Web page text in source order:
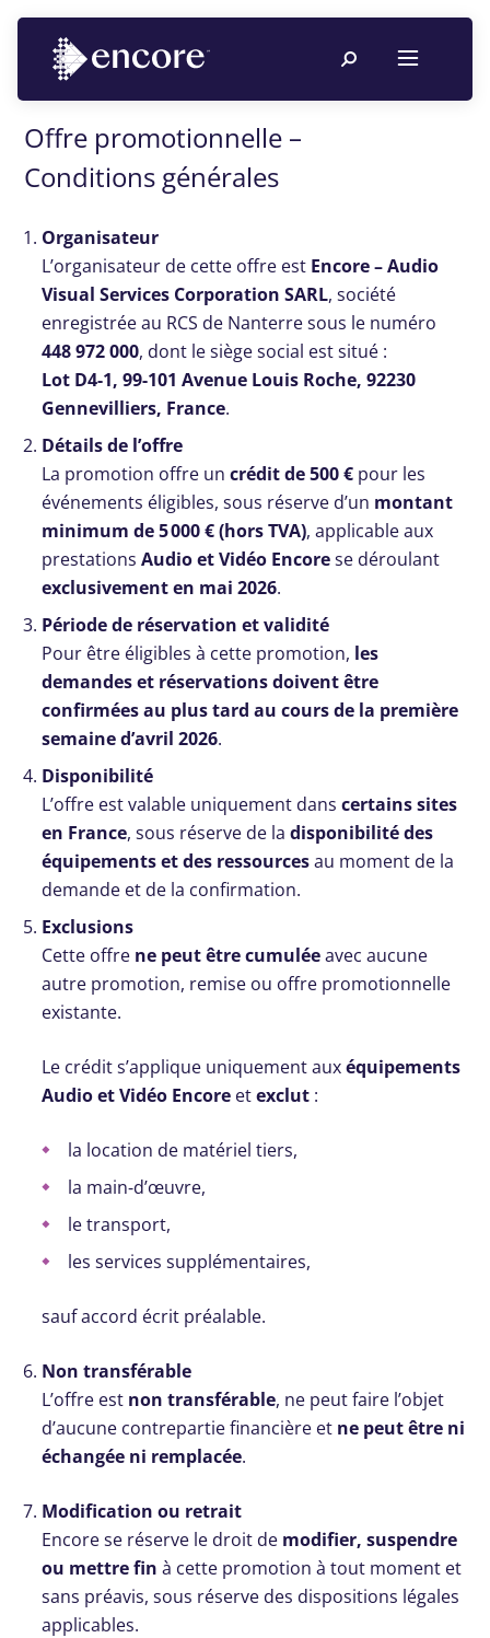
Offre promotionnelle –
Conditions générales
Organisateur
L’organisateur de cette offre est Encore – Audio
Visual Services Corporation SARL, société
enregistrée au RCS de Nanterre sous le numéro
448 972 000, dont le siège social est situé :
Lot D4‑1, 99‑101 Avenue Louis Roche, 92230
Gennevilliers, France.
Détails de l’offre
La promotion offre uncrédit de 500 € pour les
événements éligibles, sous réserve d’un montant
minimum de 5 000 € (hors TVA), applicable aux
prestationsAudio et Vidéo Encorese déroulant
exclusivement en mai 2026.
Période de réservation et validité
Pour être éligibles à cette promotion, les
demandes et réservations doivent être
confirmées au plus tard au cours de la première
semaine d’avril 2026.
Disponibilité
L’offre est valable uniquement danscertains sites
en France, sous réserve de ladisponibilité des
équipements et des ressourcesau moment de la
demande et de la confirmation.
Exclusions
Cette offre ne peut être cumuléeavec aucune
autre promotion, remise ou offre promotionnelle
existante.
Le crédit s’applique uniquement auxéquipements
Audio et Vidéo Encore etexclut :
la location de matériel tiers,
la main‑d’œuvre,
le transport,
les services supplémentaires,
sauf accord écrit préalable.
Non transférable
L’offre est non transférable, ne peut faire l’objet
d’aucune contrepartie financière et ne peut être ni
échangée ni remplacée.
Modification ou retrait
Encore se réserve le droit de modifier, suspendre
ou mettre fin à cette promotion à tout moment et
sans préavis, sous réserve des dispositions légales
applicables.